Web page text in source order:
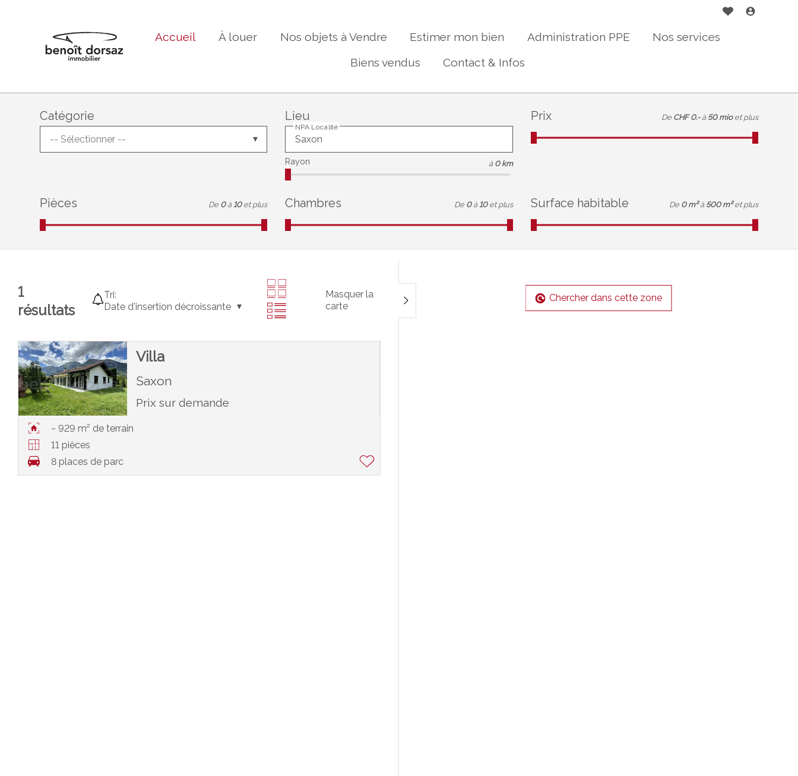
Accueil À louer Nos objets à Vendre Estimer mon bien Administration PPE
Nos services
Biens vendus
Contact & Infos
Catégorie
-- Sélectionner --
Lieu
NPA Localité
Rayon à 0 km
Prix De CHF 0.- à 50 mio et plus
Pièces De 0 à 10 et plus Chambres De 0 à 10 et plus Surface habitable De 0 m² à 500 m² et plus
1
résultats
Tri:
Date d'insertion décroissante
Masquer la
carte
Villa
Saxon
Prix sur demande
~ 929 m² de terrain
11 pièces
8 places de parc
Chercher dans cette zone